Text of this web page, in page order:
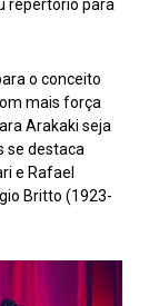
repertório para
o conceito
mais força
Arakaki seja
se destaca
e Rafael
Britto (1923-